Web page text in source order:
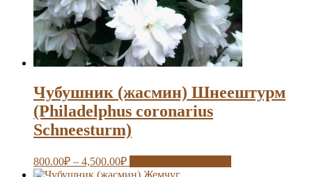
Чубушник (жасмин) Шнеештурм
(Philadelphus coronarius
Schneesturm)
800.00₽ – 4,500.00₽